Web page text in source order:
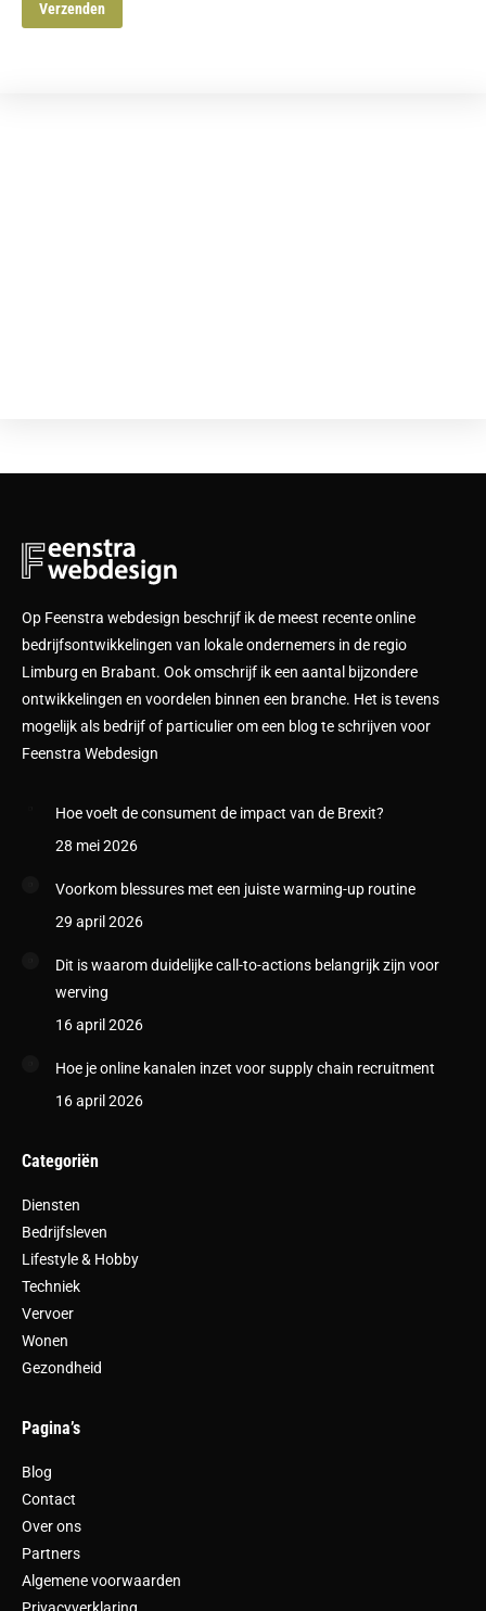
Op Feenstra webdesign beschrijf ik de meest recente online
bedrijfsontwikkelingen van lokale ondernemers in de regio
Limburg en Brabant. Ook omschrijf ik een aantal bijzondere
ontwikkelingen en voordelen binnen een branche. Het is tevens
mogelijk als bedrijf of particulier om een blog te schrijven voor
Feenstra Webdesign
Hoe voelt de consument de impact van de Brexit?
28 mei 2026
Voorkom blessures met een juiste warming-up routine
29 april 2026
Dit is waarom duidelijke call-to-actions belangrijk zijn voor
werving
16 april 2026
Hoe je online kanalen inzet voor supply chain recruitment
16 april 2026
Categoriën
Diensten
Bedrijfsleven
Lifestyle & Hobby
Techniek
Vervoer
Wonen
Gezondheid
Pagina’s
Blog
Contact
Over ons
Partners
Algemene voorwaarden